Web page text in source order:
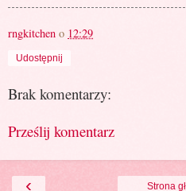
rngkitchen o 12:29
Udostępnij
Brak komentarzy:
Prześlij komentarz
‹ Strona